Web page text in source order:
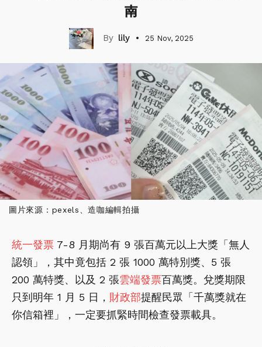
南
lily 25 Nov, 2025
圖片來源：pexels、造咖編輯拍攝
統一發票 7-8 月期尚有 9 張百萬元以上大獎「無人
認領」，其中竟包括 2 張 1000 萬特別獎、5 張
200 萬特獎、以及 2 張雲端發票百萬獎。兌獎期限
只到明年 1 月 5 日， 財政部提醒民眾「千萬獎就在
你信箱裡」，一定要抓緊時間檢查發票載具。